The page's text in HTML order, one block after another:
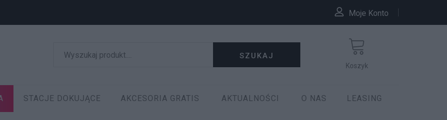
Moje Konto
SZUKAJ
Koszyk
STACJE DOKUJĄCE AKCESORIA GRATIS AKTUALNOŚCI O NAS LEASING